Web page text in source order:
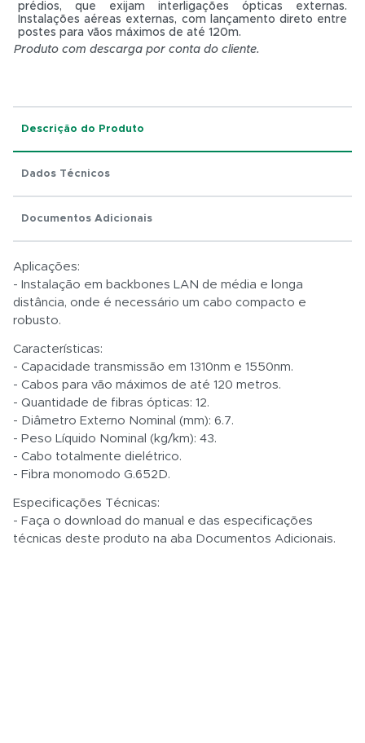
Total:
R$ 0,01
prédios, que exijam interligações ópticas externas.
Instalações aéreas externas, com lançamento direto entre
postes para vãos máximos de até 120m.
Produto com descarga por conta do cliente.
Descrição do Produto
Dados Técnicos
Documentos Adicionais
Aplicações:
- Instalação em backbones LAN de média e longa
distância, onde é necessário um cabo compacto e
robusto.
Características:
- Capacidade transmissão em 1310nm e 1550nm.
- Cabos para vão máximos de até 120 metros.
- Quantidade de fibras ópticas: 12.
- Diâmetro Externo Nominal (mm): 6.7.
- Peso Líquido Nominal (kg/km): 43.
- Cabo totalmente dielétrico.
- Fibra monomodo G.652D.
Especificações Técnicas:
- Faça o download do manual e das especificações
técnicas deste produto na aba Documentos Adicionais.